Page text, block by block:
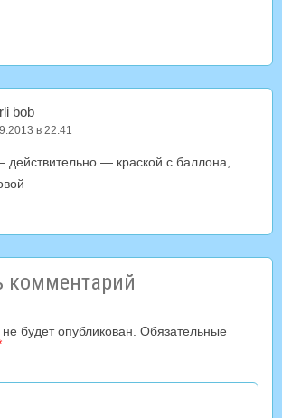
bob
в 22:41
— краской с баллона,
комментарий
будет опубликован. Обязательные